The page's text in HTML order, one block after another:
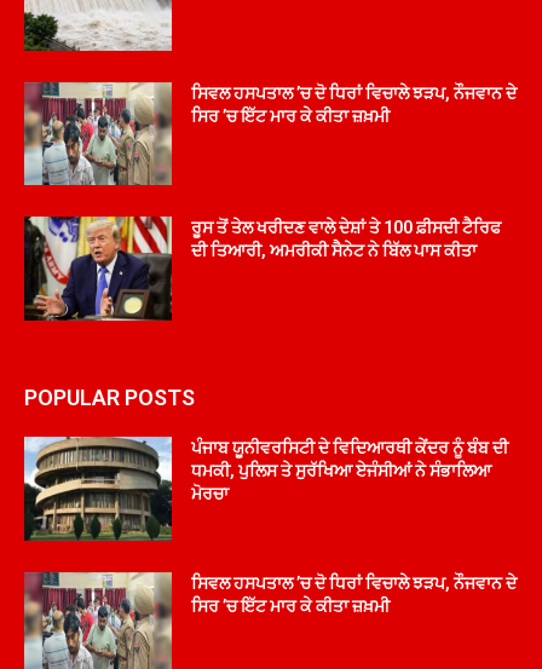
ਸਿਵਲ ਹਸਪਤਾਲ ’ਚ ਦੋ ਧਿਰਾਂ ਵਿਚਾਲੇ ਝੜਪ, ਨੌਜਵਾਨ ਦੇ
ਸਿਰ ’ਚ ਇੱਟ ਮਾਰ ਕੇ ਕੀਤਾ ਜ਼ਖ਼ਮੀ
ਰੂਸ ਤੋਂ ਤੇਲ ਖਰੀਦਣ ਵਾਲੇ ਦੇਸ਼ਾਂ ਤੇ 100 ਫ਼ੀਸਦੀ ਟੈਰਿਫ
ਦੀ ਤਿਆਰੀ, ਅਮਰੀਕੀ ਸੈਨੇਟ ਨੇ ਬਿੱਲ ਪਾਸ ਕੀਤਾ
POPULAR POSTS
ਪੰਜਾਬ ਯੂਨੀਵਰਸਿਟੀ ਦੇ ਵਿਦਿਆਰਥੀ ਕੇਂਦਰ ਨੂੰ ਬੰਬ ਦੀ
ਧਮਕੀ, ਪੁਲਿਸ ਤੇ ਸੁਰੱਖਿਆ ਏਜੰਸੀਆਂ ਨੇ ਸੰਭਾਲਿਆ
ਮੋਰਚਾ
ਸਿਵਲ ਹਸਪਤਾਲ ’ਚ ਦੋ ਧਿਰਾਂ ਵਿਚਾਲੇ ਝੜਪ, ਨੌਜਵਾਨ ਦੇ
ਸਿਰ ’ਚ ਇੱਟ ਮਾਰ ਕੇ ਕੀਤਾ ਜ਼ਖ਼ਮੀ